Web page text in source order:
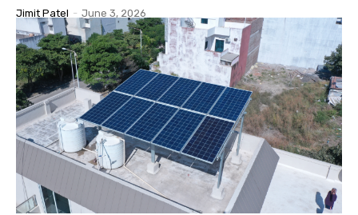
Jimit Patel - June 3, 2026